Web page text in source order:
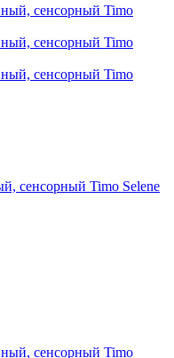
сенсорный Timo Selene